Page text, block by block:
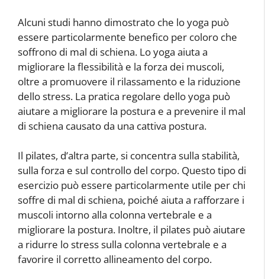
Alcuni studi hanno dimostrato che lo yoga può
essere particolarmente benefico per coloro che
soffrono di mal di schiena. Lo yoga aiuta a
migliorare la flessibilità e la forza dei muscoli,
oltre a promuovere il rilassamento e la riduzione
dello stress. La pratica regolare dello yoga può
aiutare a migliorare la postura e a prevenire il mal
di schiena causato da una cattiva postura.
Il pilates, d’altra parte, si concentra sulla stabilità,
sulla forza e sul controllo del corpo. Questo tipo di
esercizio può essere particolarmente utile per chi
soffre di mal di schiena, poiché aiuta a rafforzare i
muscoli intorno alla colonna vertebrale e a
migliorare la postura. Inoltre, il pilates può aiutare
a ridurre lo stress sulla colonna vertebrale e a
favorire il corretto allineamento del corpo.